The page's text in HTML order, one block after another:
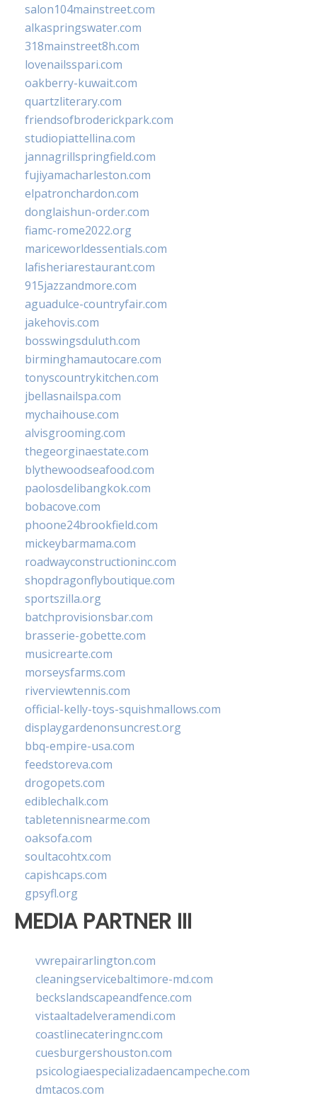
salon104mainstreet.com
alkaspringswater.com
318mainstreet8h.com
lovenailsspari.com
oakberry-kuwait.com
quartzliterary.com
friendsofbroderickpark.com
studiopiattellina.com
jannagrillspringfield.com
fujiyamacharleston.com
elpatronchardon.com
donglaishun-order.com
fiamc-rome2022.org
mariceworldessentials.com
lafisheriarestaurant.com
915jazzandmore.com
aguadulce-countryfair.com
jakehovis.com
bosswingsduluth.com
birminghamautocare.com
tonyscountrykitchen.com
jbellasnailspa.com
mychaihouse.com
alvisgrooming.com
thegeorginaestate.com
blythewoodseafood.com
paolosdelibangkok.com
bobacove.com
phoone24brookfield.com
mickeybarmama.com
roadwayconstructioninc.com
shopdragonflyboutique.com
sportszilla.org
batchprovisionsbar.com
brasserie-gobette.com
musicrearte.com
morseysfarms.com
riverviewtennis.com
official-kelly-toys-squishmallows.com
displaygardenonsuncrest.org
bbq-empire-usa.com
feedstoreva.com
drogopets.com
ediblechalk.com
tabletennisnearme.com
oaksofa.com
soultacohtx.com
capishcaps.com
gpsyfl.org
MEDIA PARTNER III
vwrepairarlington.com
cleaningservicebaltimore-md.com
beckslandscapeandfence.com
vistaaltadelveramendi.com
coastlinecateringnc.com
cuesburgershouston.com
psicologiaespecializadaencampeche.com
dmtacos.com